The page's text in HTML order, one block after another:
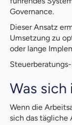
Governance.
Dieser Ansatz
Umsetzung zu
oder lange
Was sich
Wenn die
sich das tägliche